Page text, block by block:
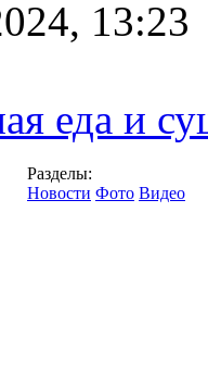
13:23
еда и
Разделы:
Новости Фото Видео